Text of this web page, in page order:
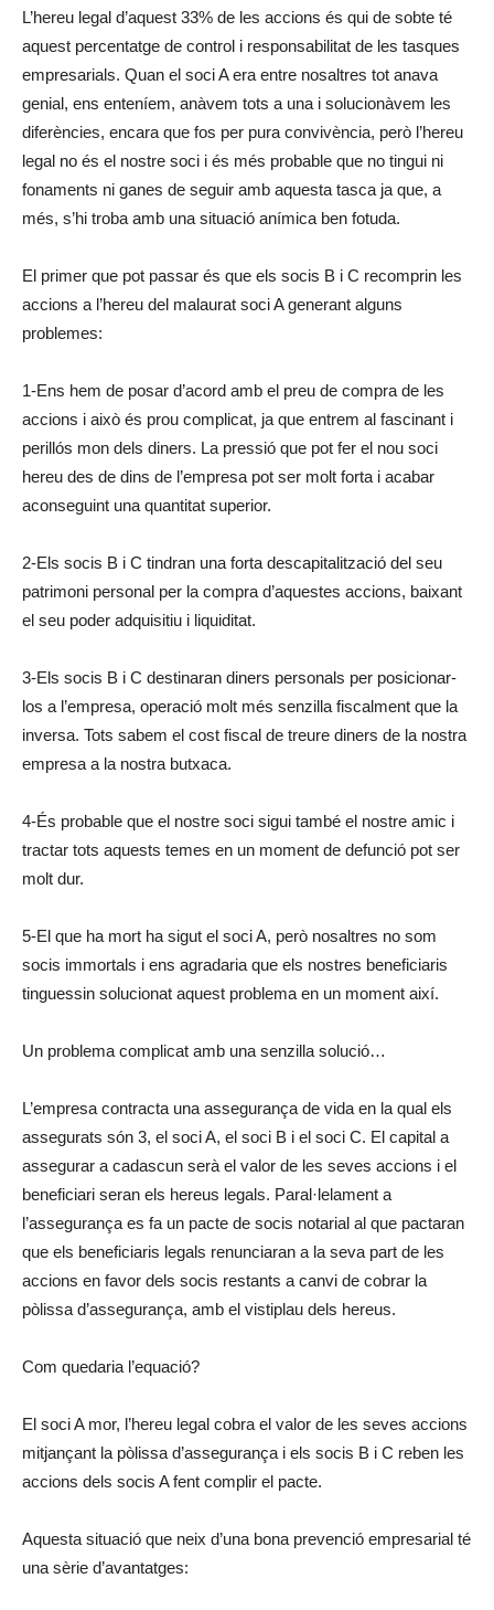
L’hereu legal d’aquest 33% de les accions és qui de sobte té
aquest percentatge de control i responsabilitat de les tasques
empresarials. Quan el soci A era entre nosaltres tot anava
genial, ens enteníem, anàvem tots a una i solucionàvem les
diferències, encara que fos per pura convivència, però l’hereu
legal no és el nostre soci i és més probable que no tingui ni
fonaments ni ganes de seguir amb aquesta tasca ja que, a
més, s’hi troba amb una situació anímica ben fotuda.
El primer que pot passar és que els socis B i C recomprin les
accions a l’hereu del malaurat soci A generant alguns
problemes:
1-Ens hem de posar d’acord amb el preu de compra de les
accions i això és prou complicat, ja que entrem al fascinant i
perillós mon dels diners. La pressió que pot fer el nou soci
hereu des de dins de l’empresa pot ser molt forta i acabar
aconseguint una quantitat superior.
2-Els socis B i C tindran una forta descapitalització del seu
patrimoni personal per la compra d’aquestes accions, baixant
el seu poder adquisitiu i liquiditat.
3-Els socis B i C destinaran diners personals per posicionar-
los a l’empresa, operació molt més senzilla fiscalment que la
inversa. Tots sabem el cost fiscal de treure diners de la nostra
empresa a la nostra butxaca.
4-És probable que el nostre soci sigui també el nostre amic i
tractar tots aquests temes en un moment de defunció pot ser
molt dur.
5-El que ha mort ha sigut el soci A, però nosaltres no som
socis immortals i ens agradaria que els nostres beneficiaris
tinguessin solucionat aquest problema en un moment així.
Un problema complicat amb una senzilla solució…
L’empresa contracta una assegurança de vida en la qual els
assegurats són 3, el soci A, el soci B i el soci C. El capital a
assegurar a cadascun serà el valor de les seves accions i el
beneficiari seran els hereus legals. Paral·lelament a
l’assegurança es fa un pacte de socis notarial al que pactaran
que els beneficiaris legals renunciaran a la seva part de les
accions en favor dels socis restants a canvi de cobrar la
pòlissa d’assegurança, amb el vistiplau dels hereus.
Com quedaria l’equació?
El soci A mor, l’hereu legal cobra el valor de les seves accions
mitjançant la pòlissa d’assegurança i els socis B i C reben les
accions dels socis A fent complir el pacte.
Aquesta situació que neix d’una bona prevenció empresarial té
una sèrie d’avantatges: